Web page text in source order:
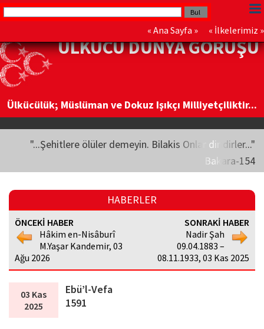
« Ana Sayfa » « İlkelerimiz »
ÜLKÜCÜ DÜNYA GÖRÜŞÜ
Ülkücülük; Müslüman ve Dokuz Işıkçı Milliyetçiliktir...
"...Şehitlere ölüler demeyin. Bilakis Onlar diridirler..."
Bakara-154
HABERLER
ÖNCEKİ HABER
Hâkim en-Nisâburî
M.Yaşar Kandemir, 03
Ağu 2026
SONRAKİ HABER
Nadir Şah
09.04.1883 –
08.11.1933, 03 Kas 2025
03 Kas
2025
Ebü’l-Vefa
1591